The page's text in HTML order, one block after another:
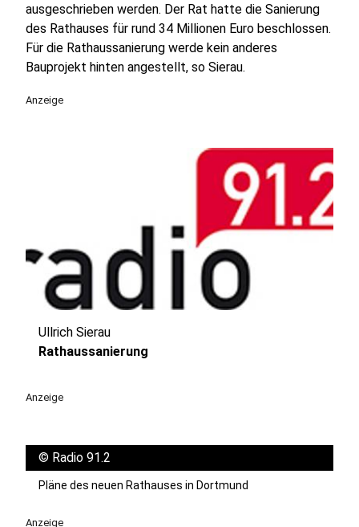
ausgeschrieben werden. Der Rat hatte die Sanierung
des Rathauses für rund 34 Millionen Euro beschlossen.
Für die Rathaussanierung werde kein anderes
Bauprojekt hinten angestellt, so Sierau.
Anzeige
play_circle
Ullrich Sierau
Rathaussanierung
Anzeige
© Radio 91.2
Pläne des neuen Rathauses in Dortmund
Anzeige